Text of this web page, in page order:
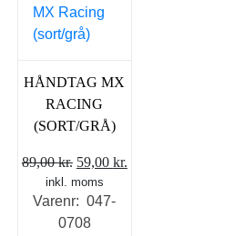
HÅNDTAG MX
RACING
(SORT/GRÅ)
89,00kr. Den
oprindelige
pris
var:
59,00 kr.
inkl. moms
Varenr: 047-
0708